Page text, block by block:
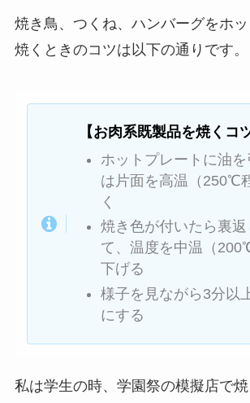
焼き鳥、つくね、ハンバーグをホ
焼くときのコツは以下の通りです。
【お肉系既製品を焼くコツ
ホットプレートに油
は片面を高温（250℃
く
焼き色が付いたら裏返
て、温度を中温（
下げる
様子を見ながら3分以
にする
私は学生の時、学園祭の模擬店で